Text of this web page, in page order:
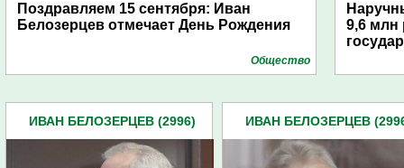
Поздравляем 15 сентября: Иван
Белозерцев отмечает День Рождения
Общество
9,6 млн
ИВАН БЕЛОЗЕРЦЕВ (2996) ИВАН БЕЛОЗЕРЦЕВ